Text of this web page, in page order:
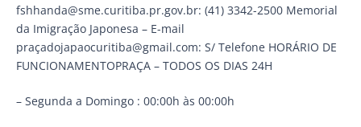
fshhanda@sme.curitiba.pr.gov.br: (41) 3342-2500 Memorial
da Imigração Japonesa – E-mail
praçadojapaocuritiba@gmail.com: S/ Telefone HORÁRIO DE
FUNCIONAMENTOPRAÇA – TODOS OS DIAS 24H
– Segunda a Domingo : 00:00h às 00:00h